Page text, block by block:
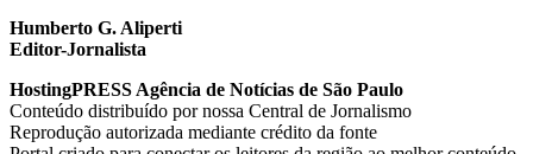
Humberto G. Aliperti
Editor-Jornalista
HostingPRESS Agência de Notícias de São Paulo
Conteúdo distribuído por nossa Central de Jornalismo
Reprodução autorizada mediante crédito da fonte